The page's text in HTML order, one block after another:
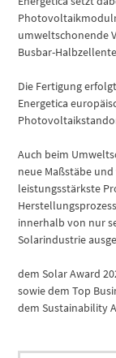
umweltschonende
Busbar-
Die Fertigung
Energetica
Auch beim
neue Maßstäbe
leistungsstärkste
innerhalb von nur
Solarindustrie
dem Solar Award
sowie dem Top
dem Sustainability